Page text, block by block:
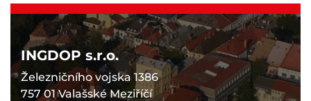
INGDOP s.r.o.
Železničního vojska 1386
757 01 Valašské Meziříčí